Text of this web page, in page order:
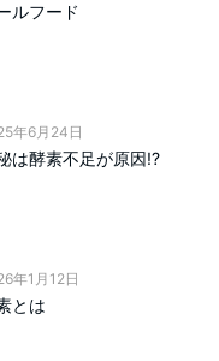
ルフード
年6月24日
は酵素不足が原因!?
年1月12日
とは